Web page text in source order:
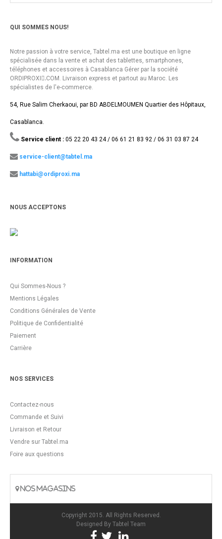
QUI SOMMES NOUS!
Notre passion à votre service, Tabtel.ma est une boutique en ligne
spécialisée dans la vente et achat des tablettes, smartphones,
téléphones et accessoires à Casablanca Gérer par la société
ORDIPROXI.ِCOM. Livraison express et partout au Maroc. Les
spécialistes de l'e-commerce.
54, Rue Salim Cherkaoui, par BD ABDELMOUMEN Quartier des Hôpitaux,
Casablanca.
Service client : 05 22 20 43 24 / 06 61 21 83 92 / 06 31 03 87 24
service-client@tabtel.ma
hattabi@ordiproxi.ma
NOUS ACCEPTONS
INFORMATION
Qui Sommes-Nous ?
Mentions Légales
Conditions Générales de Vente
Politique de Confidentialité
Paiement
Carrière
NOS SERVICES
Contactez-nous
Commande et Suivi
Livraison et Retour
Vendre sur Tabtel.ma
Foire aux questions
NOS MAGASINS
Copyright 2015. All Rights Reserved.
Designed By Tabtel Team